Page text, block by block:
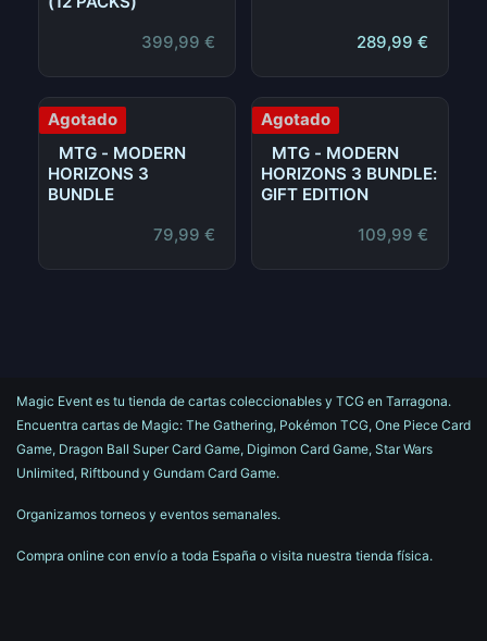
399,99 € 289,99 €
Agotado
MTG - MODERN
HORIZONS 3
BUNDLE
79,99 €
Agotado
MTG - MODERN
HORIZONS 3 BUNDLE:
GIFT EDITION
109,99 €
Magic Event es tu tienda de cartas coleccionables y TCG en Tarragona.
Encuentra cartas de Magic: The Gathering, Pokémon TCG, One Piece Card
Game, Dragon Ball Super Card Game, Digimon Card Game, Star Wars
Unlimited, Riftbound y Gundam Card Game.
Organizamos torneos y eventos semanales.
Compra online con envío a toda España o visita nuestra tienda física.